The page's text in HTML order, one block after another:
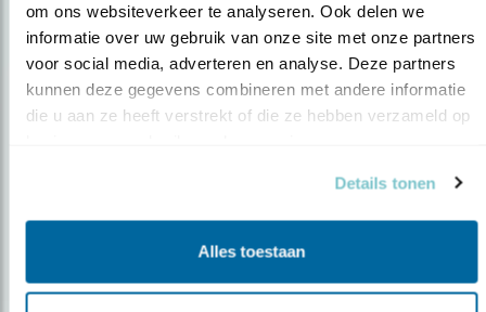
om ons websiteverkeer te analyseren. Ook delen we
informatie over uw gebruik van onze site met onze partners
voor social media, adverteren en analyse. Deze partners
kunnen deze gegevens combineren met andere informatie
die u aan ze heeft verstrekt of die ze hebben verzameld op
Details tonen
Alles toestaan
Op de hoogte blijven?
Meld je aan en ontvang nieuws, inspiratie, acties en tips
over vogels en activiteiten van Vogelbescherming.
AANMELDEN VOGELNIEUWS